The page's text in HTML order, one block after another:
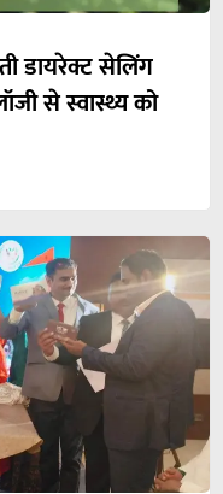
डायरेक्ट सेलिंग
से स्वास्थ्य को